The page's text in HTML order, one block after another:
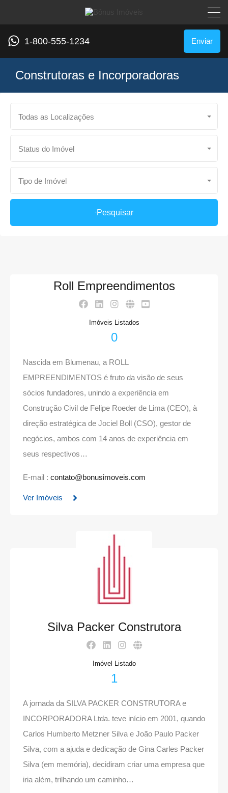
1-800-555-1234 Enviar
Construtoras e Incorporadoras
Todas as Localizações
Status do Imóvel
Tipo de Imóvel
Pesquisar
Roll Empreendimentos
Imóveis Listados
0
Nascida em Blumenau, a ROLL
EMPREENDIMENTOS é fruto da visão de seus
sócios fundadores, unindo a experiência em
Construção Civil de Felipe Roeder de Lima (CEO), à
direção estratégica de Jociel Boll (CSO), gestor de
negócios, ambos com 14 anos de experiência em
seus respectivos…
E-mail : contato@bonusimoveis.com
Ver Imóveis
Silva Packer Construtora
Imóvel Listado
1
A jornada da SILVA PACKER CONSTRUTORA e
INCORPORADORA Ltda. teve início em 2001, quando
Carlos Humberto Metzner Silva e João Paulo Packer
Silva, com a ajuda e dedicação de Gina Carles Packer
Silva (em memória), decidiram criar uma empresa que
iria além, trilhando um caminho…